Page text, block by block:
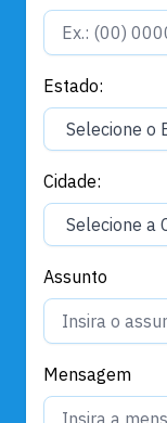
Estado:
Cidade:
Assunto
Mensagem